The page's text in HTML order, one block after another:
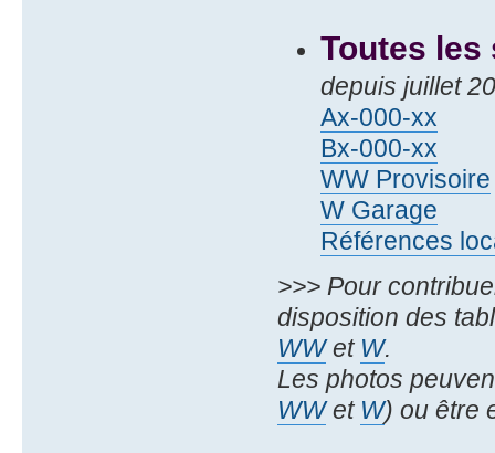
Toutes les
depuis juillet
Ax-000-xx
Bx-000-xx
WW Provisoire
W Garage
Références
>>> Pour
disposition des
WWet W.
Les photos
WWet W) ou être